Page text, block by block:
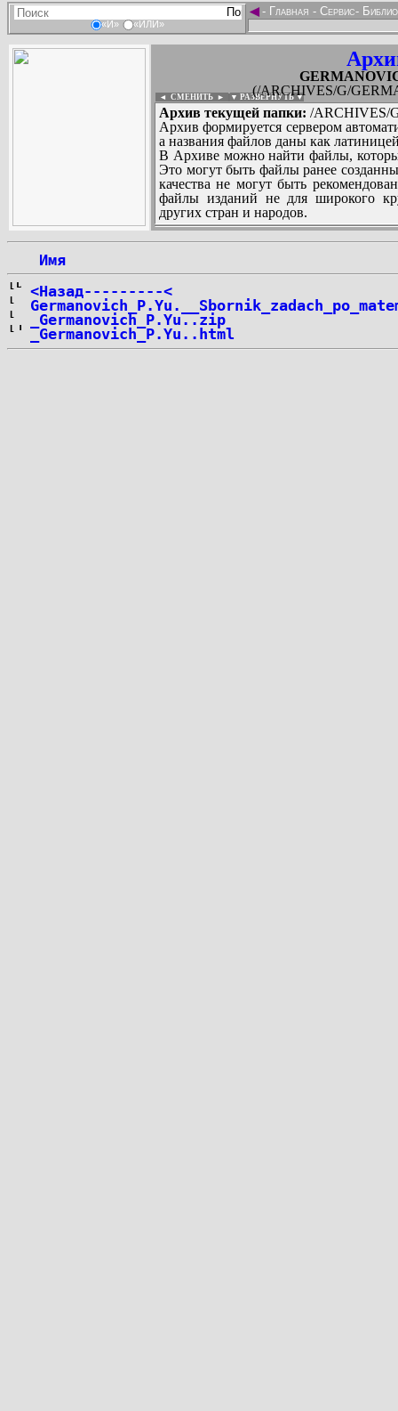
«И» «ИЛИ»
◄- Главная - Сервис-
(/ARCHIVES/G/
◄ СМЕНИТЬ ► ▼ РАЗВЕРНУТЬ ▼
Архив текущей папки: /ARCHIVES/
Архив формируется сервером
а названия файлов даны как
В Архиве можно найти файлы,
Это могут быть файлы ранее
качества не могут быть
файлы изданий не для широкого
других стран и народов.
Имя
<Назад---------<
_Germanovich_P.Yu..zip
_Germanovich_P.Yu..html